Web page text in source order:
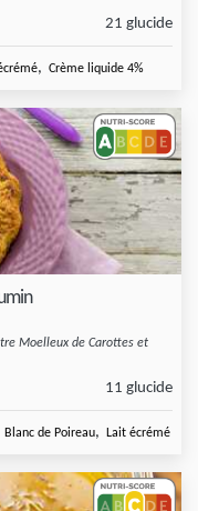
21 glucide
, Crème liquide 4%
Moelleux de Carottes et
11 glucide
Blanc de Poireau, Lait écrémé